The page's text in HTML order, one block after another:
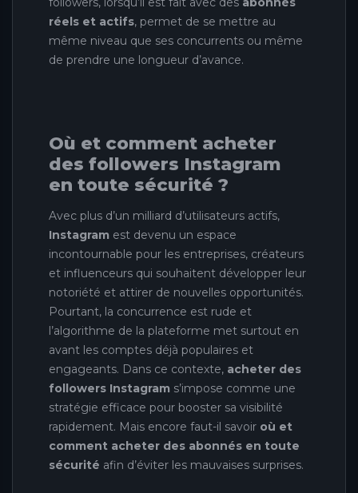
réels et actifs, permet de se mettre au
même niveau que ses concurrents ou même
de prendre une longueur d’avance.
Où et comment acheter
des followers Instagram
en toute sécurité ?
Avec plus d’un milliard d’utilisateurs actifs,
Instagram est devenu un espace
incontournable pour les entreprises, créateurs
et influenceurs qui souhaitent développer leur
notoriété et attirer de nouvelles opportunités.
Pourtant, la concurrence est rude et
l’algorithme de la plateforme met surtout en
avant les comptes déjà populaires et
engageants. Dans ce contexte, acheter des
followers Instagram s’impose comme une
stratégie efficace pour booster sa visibilité
rapidement. Mais encore faut-il savoir où et
comment acheter des abonnés en toute
sécurité afin d’éviter les mauvaises surprises.